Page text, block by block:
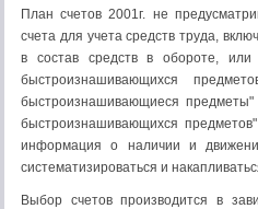
План счетов 2001г. не
счета для учета средств труда,
в состав средств в обороте,
быстроизнашивающихся
быстроизнашивающиеся
быстроизнашивающихся
информация о наличии и
систематизироваться и
Выбор счетов производится в